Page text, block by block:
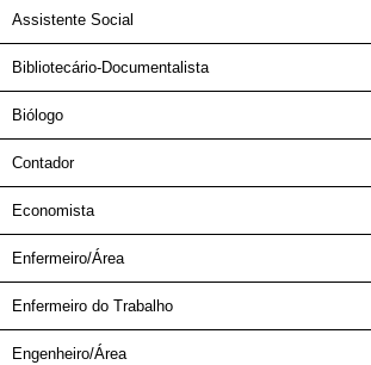
Assistente Social
Bibliotecário-Documentalista
Biólogo
Contador
Economista
Enfermeiro/Área
Enfermeiro do Trabalho
Engenheiro/Área